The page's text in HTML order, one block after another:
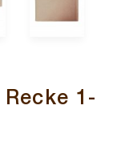
1-